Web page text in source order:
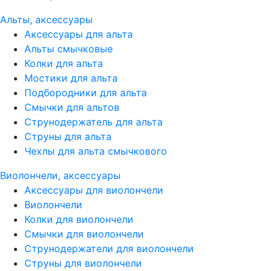
Альты, аксессуары
Аксессуары для альта
Альты смычковые
Колки для альта
Мостики для альта
Подбородники для альта
Смычки для альтов
Струнодержатель для альта
Струны для альта
Чехлы для альта смычкового
Виолончели, аксессуары
Аксессуары для виолончели
Виолончели
Колки для виолончели
Смычки для виолончели
Струнодержатели для виолончели
Струны для виолончели